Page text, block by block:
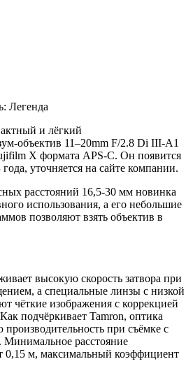
Легенда
и лёгкий
объектив 11–20mm F/2.8 Di III-A1
X формата APS-C. Он появится
уточняется на сайте компании.
расстояний 16,5-30 мм новинка
использования, а его небольшие
позволяют взять объектив в
высокую скорость затвора при
а специальные линзы с низкой
чёткие изображения с коррекцией
подчёркивает Tamron, оптика
при съёмке с
Минимальное расстояние
0,15 м, максимальный коэффициент